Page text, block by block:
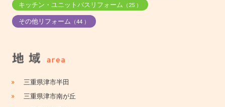
キッチン・ユニットバスリフォーム （25 ）
その他リフォーム （44 ）
» 三重県津市半田
» 三重県津市南が丘